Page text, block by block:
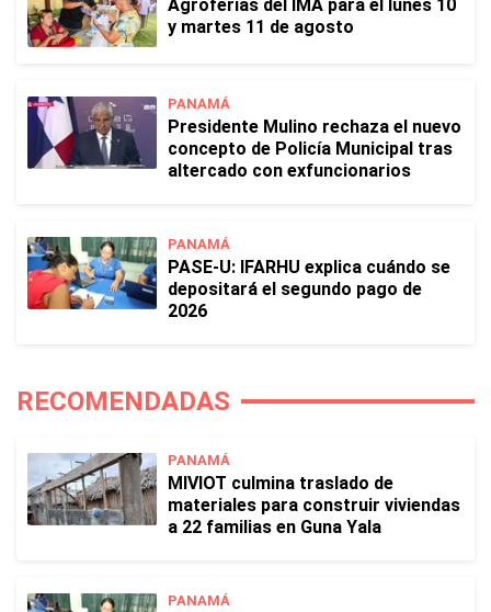
Agroferias del IMA para el lunes 10
y martes 11 de agosto
PANAMÁ
Presidente Mulino rechaza el nuevo
concepto de Policía Municipal tras
altercado con exfuncionarios
PANAMÁ
PASE-U: IFARHU explica cuándo se
depositará el segundo pago de
2026
RECOMENDADAS
PANAMÁ
MIVIOT culmina traslado de
materiales para construir viviendas
a 22 familias en Guna Yala
PANAMÁ